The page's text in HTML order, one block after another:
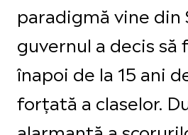
paradigmă vine din
guvernul a decis să
înapoi de la 15 ani
forțată a claselor.